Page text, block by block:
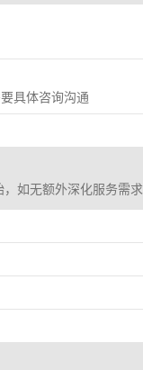
具体咨询沟通
如无额外深化服务需